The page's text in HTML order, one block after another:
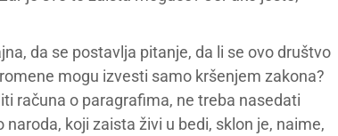
da se postavlja pitanje, da li se ovo društvo
mogu izvesti samo kršenjem zakona?
računa o paragrafima, ne treba nasedati
koji zaista živi u bedi, sklon je, naime,